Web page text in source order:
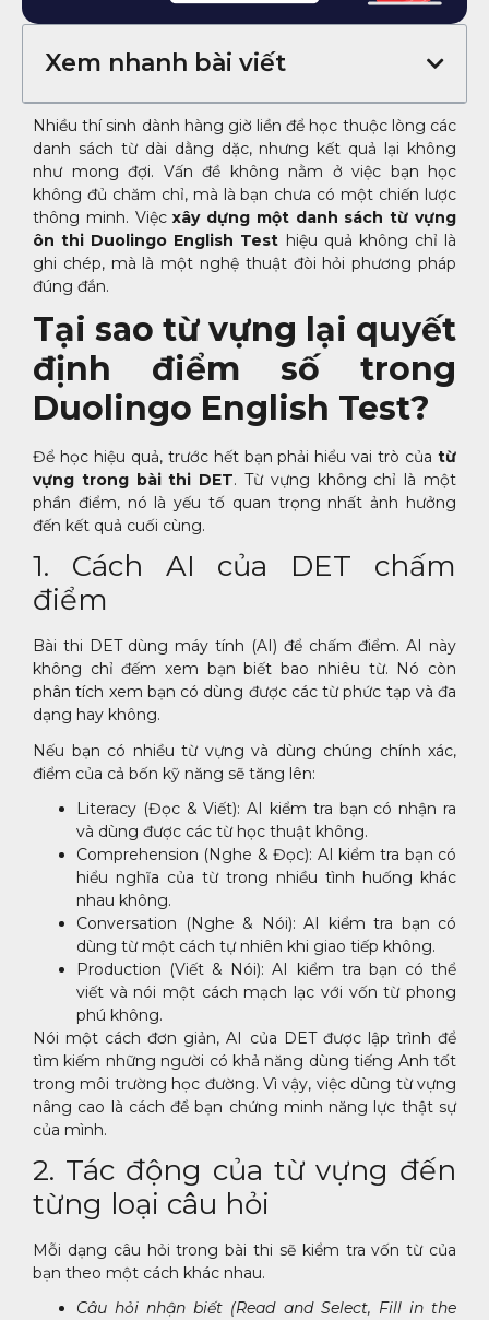
Xem nhanh bài viết
Nhiều thí sinh dành hàng giờ liền để học thuộc lòng các
danh sách từ dài dằng dặc, nhưng kết quả lại không
như mong đợi. Vấn đề không nằm ở việc bạn học
không đủ chăm chỉ, mà là bạn chưa có một chiến lược
thông minh. Việcxây dựng một danh sách từ vựng
ôn thi Duolingo English Test hiệu quả không chỉ là
ghi chép, mà là một nghệ thuật đòi hỏi phương pháp
đúng đắn.
Tại sao từ vựng lại quyết
định điểm số trong
Duolingo English Test?
Để học hiệu quả, trước hết bạn phải hiểu vai trò của từ
vựng trong bài thi DET. Từ vựng không chỉ là một
phần điểm, nó là yếu tố quan trọng nhất ảnh hưởng
đến kết quả cuối cùng.
1. Cách AI của DET chấm
điểm
Bài thi DET dùng máy tính (AI) để chấm điểm. AI này
không chỉ đếm xem bạn biết bao nhiêu từ. Nó còn
phân tích xem bạn có dùng được các từ phức tạp và đa
dạng hay không.
Nếu bạn có nhiều từ vựng và dùng chúng chính xác,
điểm của cả bốn kỹ năng sẽ tăng lên:
Literacy (Đọc & Viết): AI kiểm tra bạn có nhận ra
và dùng được các từ học thuật không.
Comprehension (Nghe & Đọc): AI kiểm tra bạn có
hiểu nghĩa của từ trong nhiều tình huống khác
nhau không.
Conversation (Nghe & Nói): AI kiểm tra bạn có
dùng từ một cách tự nhiên khi giao tiếp không.
Production (Viết & Nói): AI kiểm tra bạn có thể
viết và nói một cách mạch lạc với vốn từ phong
phú không.
Nói một cách đơn giản, AI của DET được lập trình để
tìm kiếm những người có khả năng dùng tiếng Anh tốt
trong môi trường học đường. Vì vậy, việc dùng từ vựng
nâng cao là cách để bạn chứng minh năng lực thật sự
của mình.
2. Tác động của từ vựng đến
từng loại câu hỏi
Mỗi dạng câu hỏi trong bài thi sẽ kiểm tra vốn từ của
bạn theo một cách khác nhau.
Câu hỏi nhận biết (Read and Select, Fill in the